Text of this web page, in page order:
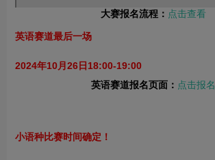
大赛报名流程： 点击查看
英语赛道最后一场
2024年10月26日18:00-19:00
英语赛道报名页面： 点击报名
小语种比赛时间确定！